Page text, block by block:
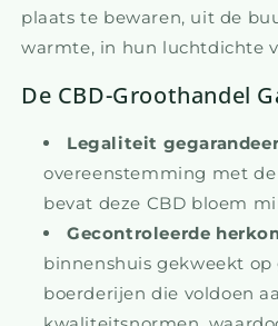
plaats te bewaren, uit de
warmte, in hun luchtdichte
De CBD-Groothandel
Legaliteit
overeenstemming met
bevat deze CBD bloem
Gecontroleerde
binnenshuis gekweekt
boerderijen die voldoen